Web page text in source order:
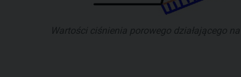
Wartości ciśnienia porowego działającego